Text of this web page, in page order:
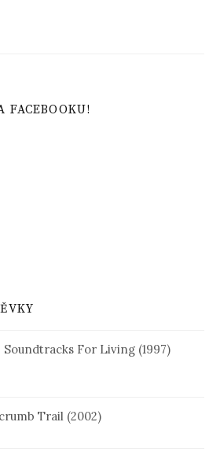
FACEBOOKU!
For Living (1997)
Trail (2002)